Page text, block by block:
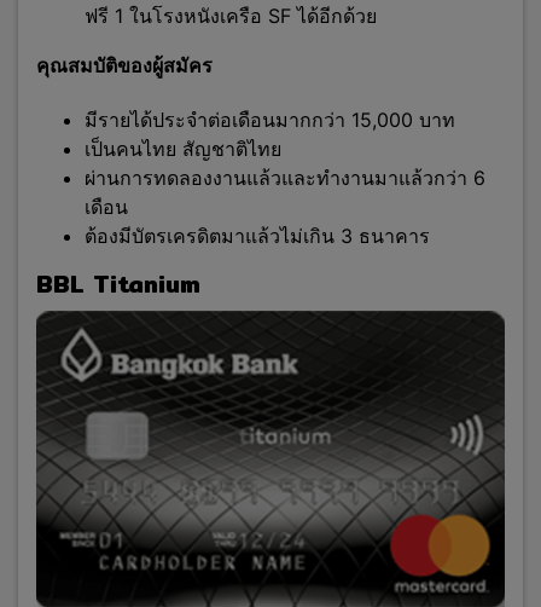
ฟรี 1 ในโรงหนังเครือ SF ได้อีกด้วย
คุณสมบัติของผู้สมัคร
มีรายได้ประจำต่อเดือนมากกว่า 15,000 บาท
เป็นคนไทย สัญชาติไทย
ผ่านการทดลองงานแล้วและทำงานมาแล้วกว่า 6
เดือน
ต้องมีบัตรเครดิตมาแล้วไม่เกิน 3 ธนาคาร
BBL Titanium